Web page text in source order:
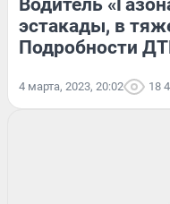
Водитель
эстакады, в
Подробности
4 марта, 2023, 20:02 18